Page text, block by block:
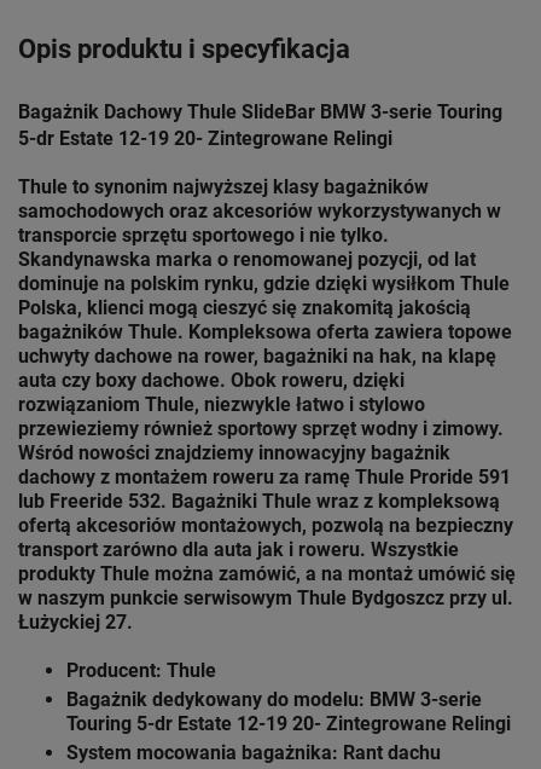
Opis produktu i specyfikacja
Bagażnik Dachowy Thule SlideBar BMW 3-serie Touring
5-dr Estate 12-19 20- Zintegrowane Relingi
Thule to synonim najwyższej klasy bagażników
samochodowych oraz akcesoriów wykorzystywanych w
transporcie sprzętu sportowego i nie tylko.
Skandynawska marka o renomowanej pozycji, od lat
dominuje na polskim rynku, gdzie dzięki wysiłkom Thule
Polska, klienci mogą cieszyć się znakomitą jakością
bagażników Thule. Kompleksowa oferta zawiera topowe
uchwyty dachowe na rower, bagażniki na hak, na klapę
auta czy boxy dachowe. Obok roweru, dzięki
rozwiązaniom Thule, niezwykle łatwo i stylowo
przewieziemy również sportowy sprzęt wodny i zimowy.
Wśród nowości znajdziemy innowacyjny bagażnik
dachowy z montażem roweru za ramę Thule Proride 591
lub Freeride 532. Bagażniki Thule wraz z kompleksową
ofertą akcesoriów montażowych, pozwolą na bezpieczny
transport zarówno dla auta jak i roweru. Wszystkie
produkty Thule można zamówić, a na montaż umówić się
w naszym punkcie serwisowym Thule Bydgoszcz przy ul.
Łużyckiej 27.
Producent: Thule
Bagażnik dedykowany do modelu: BMW 3-serie
Touring 5-dr Estate 12-19 20- Zintegrowane Relingi
System mocowania bagażnika: Rant dachu